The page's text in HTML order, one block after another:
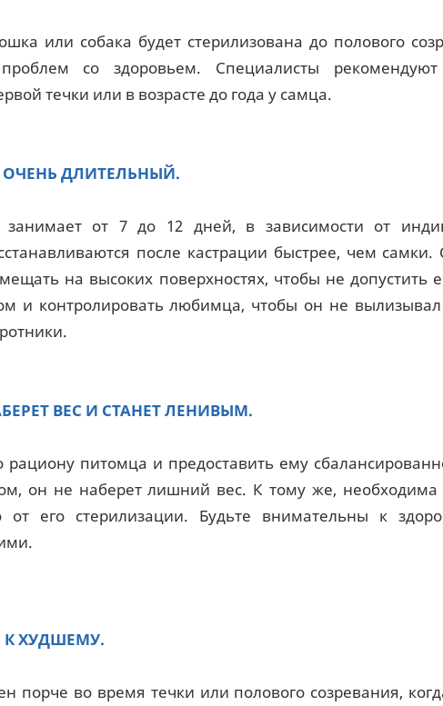
или собака будет стерилизована до полового
со здоровьем. Специалисты рекомендуют
течки или в возрасте до года у самца.
ДЛИТЕЛЬНЫЙ.
занимает от 7 до 12 дней, в зависимости от
после кастрации быстрее, чем самки.
на высоких поверхностях, чтобы не допустить
и контролировать любимца, чтобы он не
ВЕС И СТАНЕТ ЛЕНИВЫМ.
питомца и предоставить ему
он не наберет лишний вес. К тому же, необходима
от его стерилизации. Будьте внимательны к
К ХУДШЕМУ.
порче во время течки или полового созревания,